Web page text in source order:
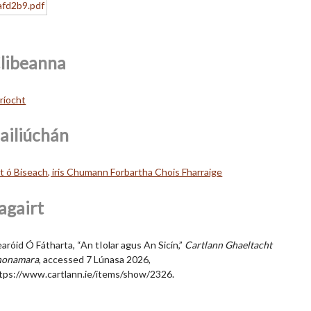
ó Biseach, iris Chumann Forbartha Chois Fharraige
Ó Fátharta, “An tIolar agus An Sicín,” Cartlann Ghaeltacht
, accessed 7 Lúnasa 2026,
www.cartlann.ie/items/show/2326.